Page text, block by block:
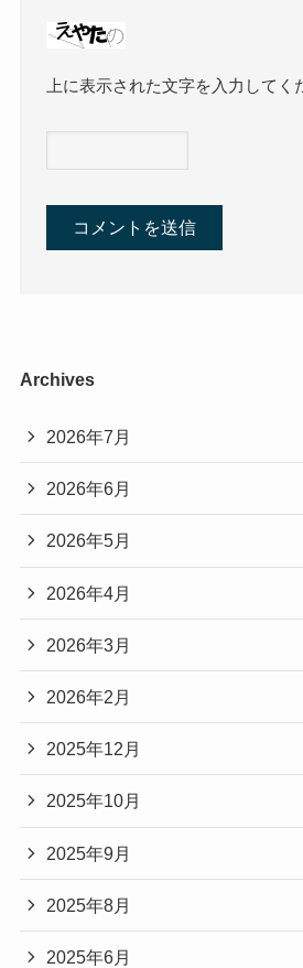
上に表示された文字を入力してく
Archives
2026年7月
2026年6月
2026年5月
2026年4月
2026年3月
2026年2月
2025年12月
2025年10月
2025年9月
2025年8月
2025年6月